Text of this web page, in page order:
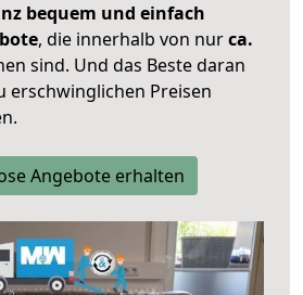
bequem und einfach
, die innerhalb von nurca.
sind. Und das Beste daran
erschwinglichen Preisen
Angebote erhalten